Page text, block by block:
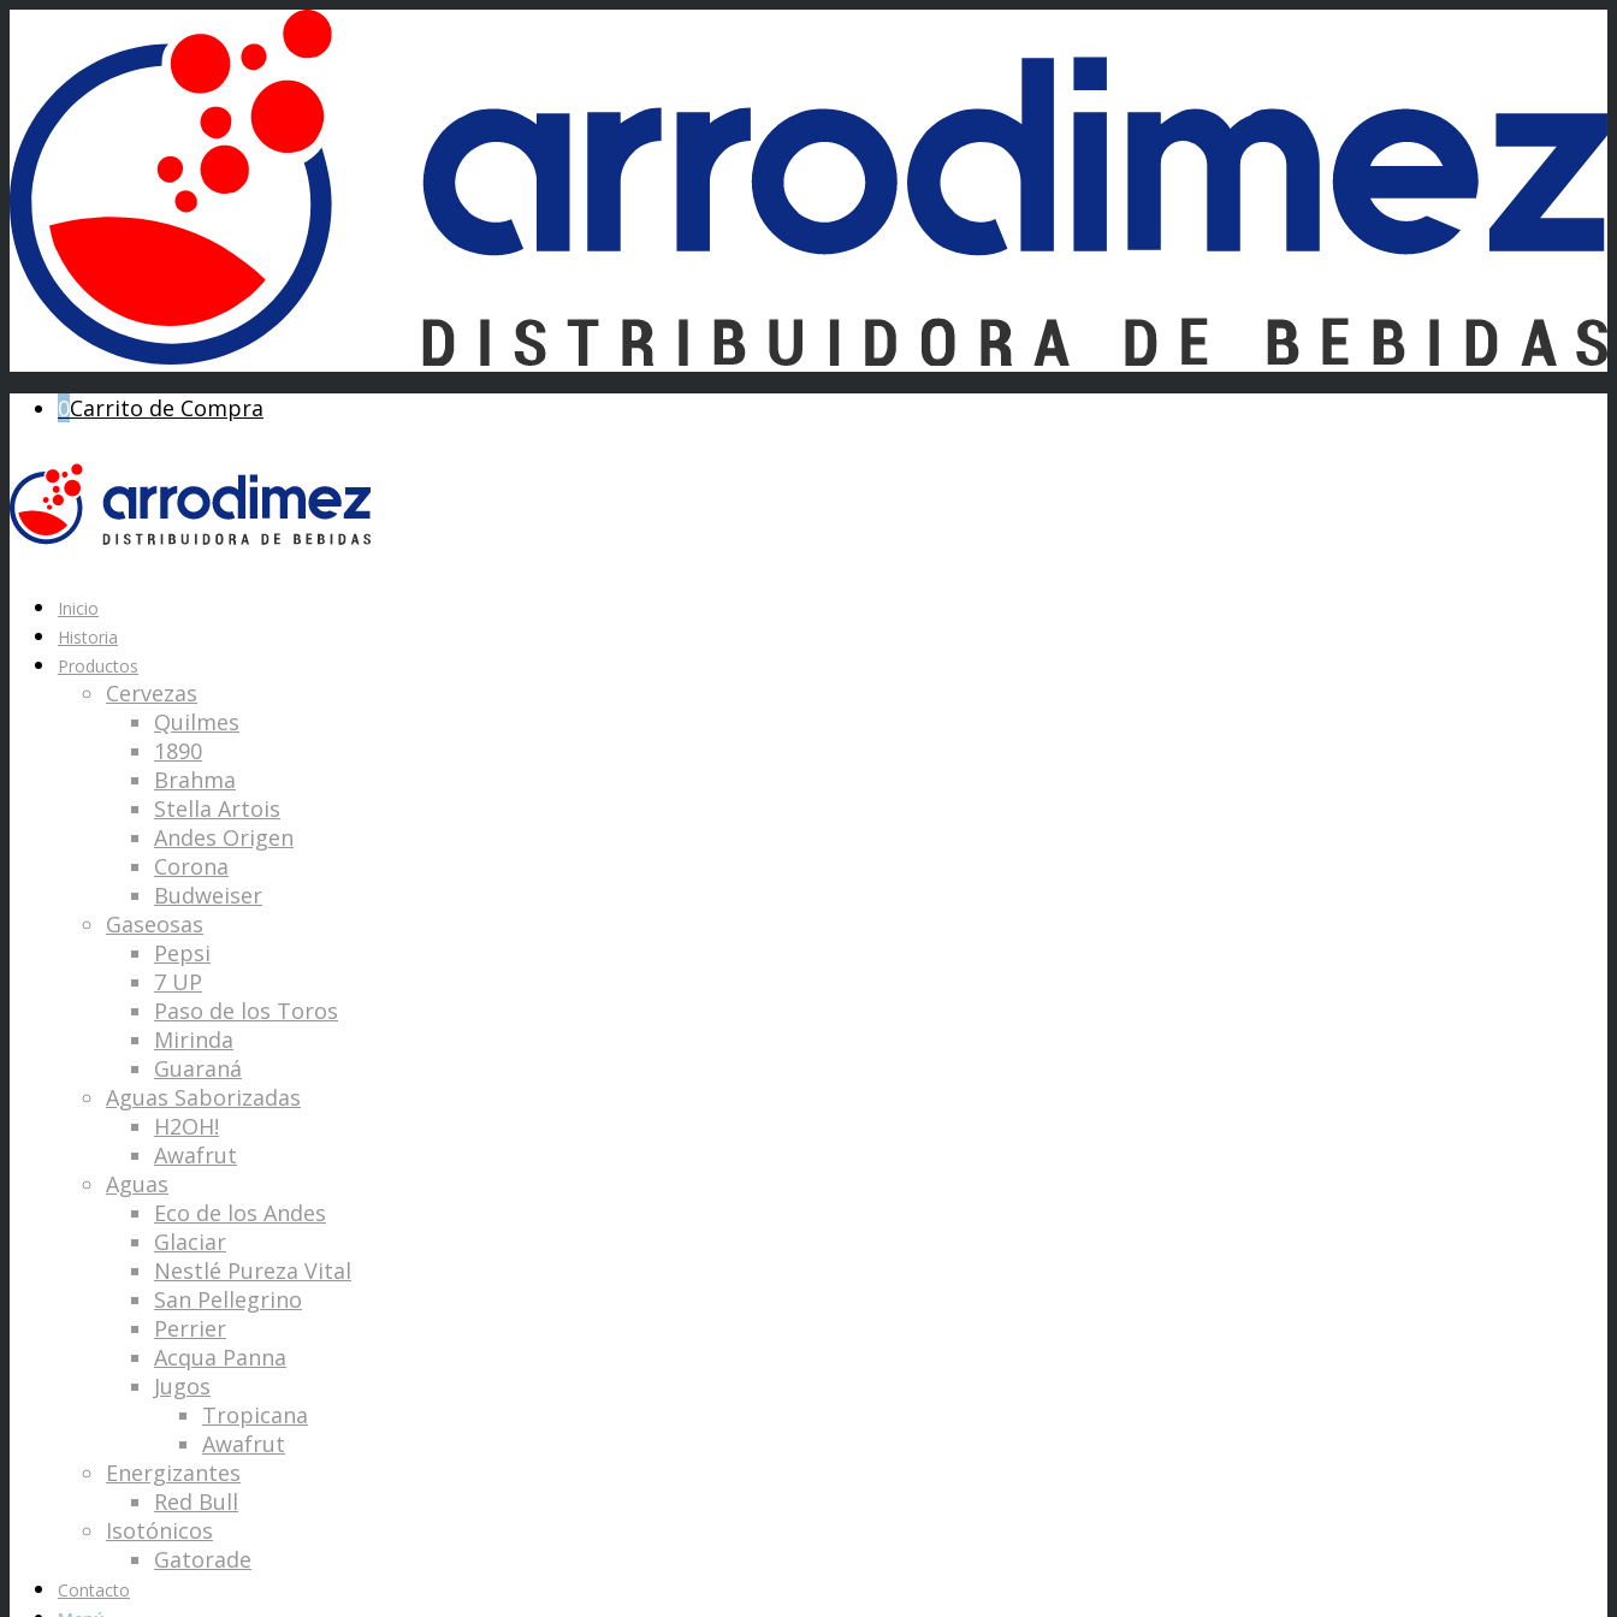
0Carrito de Compra
Inicio
Historia
Productos
Cervezas
Quilmes
1890
Brahma
Stella Artois
Andes Origen
Corona
Budweiser
Gaseosas
Pepsi
7 UP
Paso de los Toros
Mirinda
Guaraná
Aguas Saborizadas
H2OH!
Awafrut
Aguas
Eco de los Andes
Glaciar
Nestlé Pureza Vital
San Pellegrino
Perrier
Acqua Panna
Jugos
Tropicana
Awafrut
Energizantes
Red Bull
Isotónicos
Gatorade
Contacto